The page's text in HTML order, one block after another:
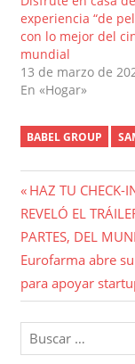
experiencia “de
con lo mejor del
mundial
13 de marzo de
En «Hogar»
BABEL GROUP
de
entradas
Entrada
anterior:
HAZ TU CHECK-
REVELÓ EL
PARTES, DEL
Entrada
siguiente:
Eurofarma abre
para apoyar